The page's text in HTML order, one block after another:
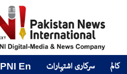
کالم سرکاری اشتہارات PNI En